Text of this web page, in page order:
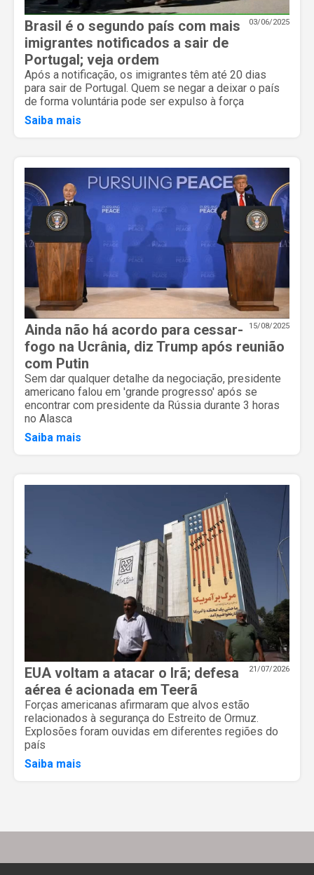
03/06/2025
Brasil é o segundo país com mais
imigrantes notificados a sair de
Portugal; veja ordem
Após a notificação, os imigrantes têm até 20 dias
para sair de Portugal. Quem se negar a deixar o país
de forma voluntária pode ser expulso à força
Saiba mais
15/08/2025
Ainda não há acordo para cessar-
fogo na Ucrânia, diz Trump após reunião
com Putin
Sem dar qualquer detalhe da negociação, presidente
americano falou em 'grande progresso' após se
encontrar com presidente da Rússia durante 3 horas
no Alasca
Saiba mais
21/07/2026
EUA voltam a atacar o Irã; defesa
aérea é acionada em Teerã
Forças americanas afirmaram que alvos estão
relacionados à segurança do Estreito de Ormuz.
Explosões foram ouvidas em diferentes regiões do
país
Saiba mais